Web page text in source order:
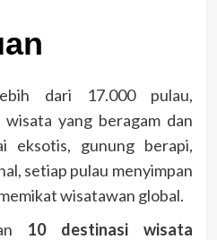
dari 17.000 pulau,
yang beragam dan
eksotis, gunung berapi,
setiap pulau menyimpan
wisatawan global.
10 destinasi wisata